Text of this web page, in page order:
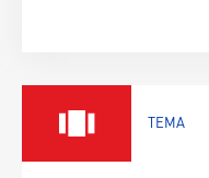
ТЕМА